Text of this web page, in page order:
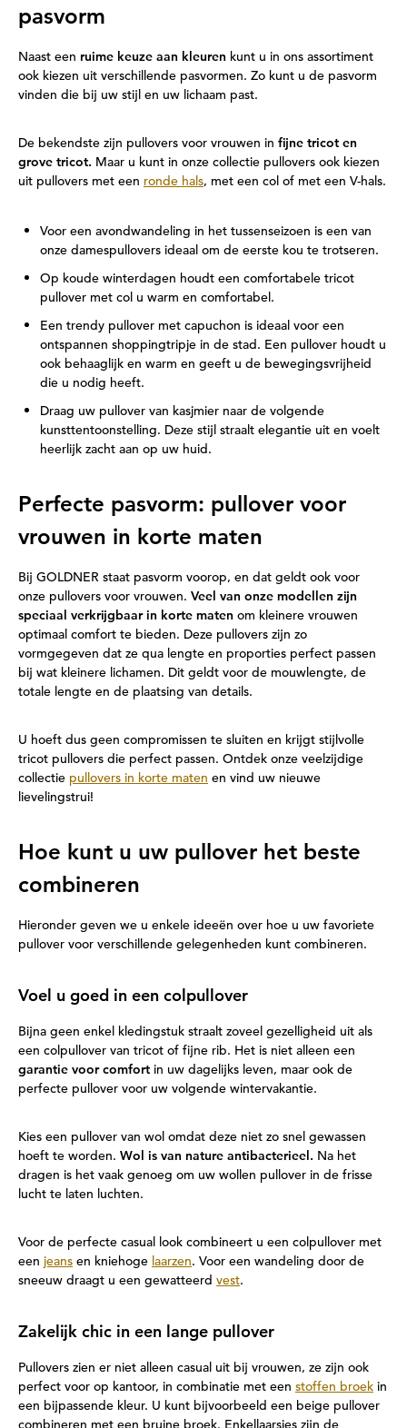
pasvorm
Naast een ruime keuze aan kleuren kunt u in ons assortiment
ook kiezen uit verschillende pasvormen. Zo kunt u de pasvorm
vinden die bij uw stijl en uw lichaam past.
De bekendste zijn pullovers voor vrouwen in fijne tricot en
grove tricot. Maar u kunt in onze collectie pullovers ook kiezen
uit pullovers met een ronde hals, met een col of met een V-hals.
Voor een avondwandeling in het tussenseizoen is een van
onze damespullovers ideaal om de eerste kou te trotseren.
Op koude winterdagen houdt een comfortabele tricot
pullover met col u warm en comfortabel.
Een trendy pullover met capuchon is ideaal voor een
ontspannen shoppingtripje in de stad. Een pullover houdt u
ook behaaglijk en warm en geeft u de bewegingsvrijheid
die u nodig heeft.
Draag uw pullover van kasjmier naar de volgende
kunsttentoonstelling. Deze stijl straalt elegantie uit en voelt
heerlijk zacht aan op uw huid.
Perfecte pasvorm: pullover voor
vrouwen in korte maten
Bij GOLDNER staat pasvorm voorop, en dat geldt ook voor
onze pullovers voor vrouwen. Veel van onze modellen zijn
speciaal verkrijgbaar in korte maten om kleinere vrouwen
optimaal comfort te bieden. Deze pullovers zijn zo
vormgegeven dat ze qua lengte en proporties perfect passen
bij wat kleinere lichamen. Dit geldt voor de mouwlengte, de
totale lengte en de plaatsing van details.
U hoeft dus geen compromissen te sluiten en krijgt stijlvolle
tricot pullovers die perfect passen. Ontdek onze veelzijdige
collectie pullovers in korte maten en vind uw nieuwe
lievelingstrui!
Hoe kunt u uw pullover het beste
combineren
Hieronder geven we u enkele ideeën over hoe u uw favoriete
pullover voor verschillende gelegenheden kunt combineren.
Voel u goed in een colpullover
Bijna geen enkel kledingstuk straalt zoveel gezelligheid uit als
een colpullover van tricot of fijne rib. Het is niet alleen een
garantie voor comfort in uw dagelijks leven, maar ook de
perfecte pullover voor uw volgende wintervakantie.
Kies een pullover van wol omdat deze niet zo snel gewassen
hoeft te worden. Wol is van nature antibacterieel. Na het
dragen is het vaak genoeg om uw wollen pullover in de frisse
lucht te laten luchten.
Voor de perfecte casual look combineert u een colpullover met
een jeans en kniehoge laarzen. Voor een wandeling door de
sneeuw draagt u een gewatteerd vest.
Zakelijk chic in een lange pullover
Pullovers zien er niet alleen casual uit bij vrouwen, ze zijn ook
perfect voor op kantoor, in combinatie met een stoffen broek in
een bijpassende kleur. U kunt bijvoorbeeld een beige pullover
combineren met een bruine broek. Enkellaarsjes zijn de